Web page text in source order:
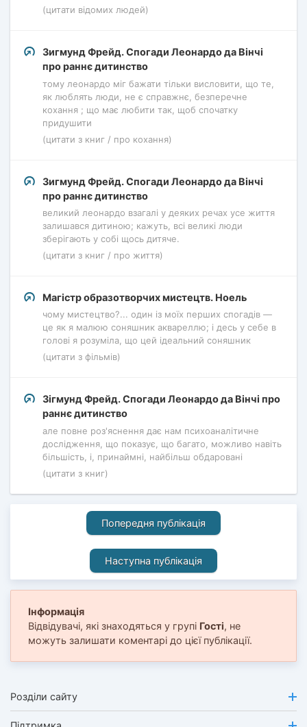
(цитати відомих людей)
Зигмунд Фрейд. Спогади Леонардо да Вінчі
про раннє дитинство
тому леонардо міг бажати тільки висловити, що те,
як люблять люди, не є справжнє, безперечне
кохання ; що має любити так, щоб спочатку
придушити
(цитати з книг / про кохання)
Зигмунд Фрейд. Спогади Леонардо да Вінчі
про раннє дитинство
великий леонардо взагалі у деяких речах усе життя
залишався дитиною; кажуть, всі великі люди
зберігають у собі щось дитяче.
(цитати з книг / про життя)
Магістр образотворчих мистецтв. Ноель
чому мистецтво?... один із моїх перших спогадів —
це як я малюю соняшник аквареллю; і десь у себе в
голові я розуміла, що цей ідеальний соняшник
(цитати з фільмів)
Зігмунд Фрейд. Спогади Леонардо да Вінчі про
раннє дитинство
але повне роз'яснення дає нам психоаналітичне
дослідження, що показує, що багато, можливо навіть
більшість, і, принаймні, найбільш обдаровані
(цитати з книг)
Попередня публікація
Наступна публікація
Інформація
Відвідувачі, які знаходяться у групі Гості, не
можуть залишати коментарі до цієї публікації.
Розділи сайту